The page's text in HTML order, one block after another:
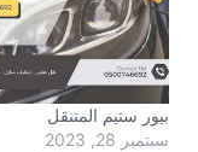
بيور ستيم المتنقل
سبتمبر 28, 2023